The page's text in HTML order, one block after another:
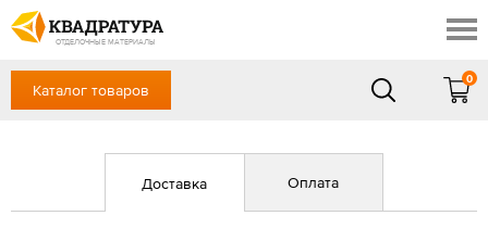
ОТДЕЛОЧНЫЕ МАТЕРИАЛЫ
Скидки
Акции
Готовые решения
Доставка и оплата
+7 (861) 212-10-58
Сб, Вс — выходной
ЗАКАЗАТЬ ЗВОНОК
Каталог товаров
0
Доставка Оплата